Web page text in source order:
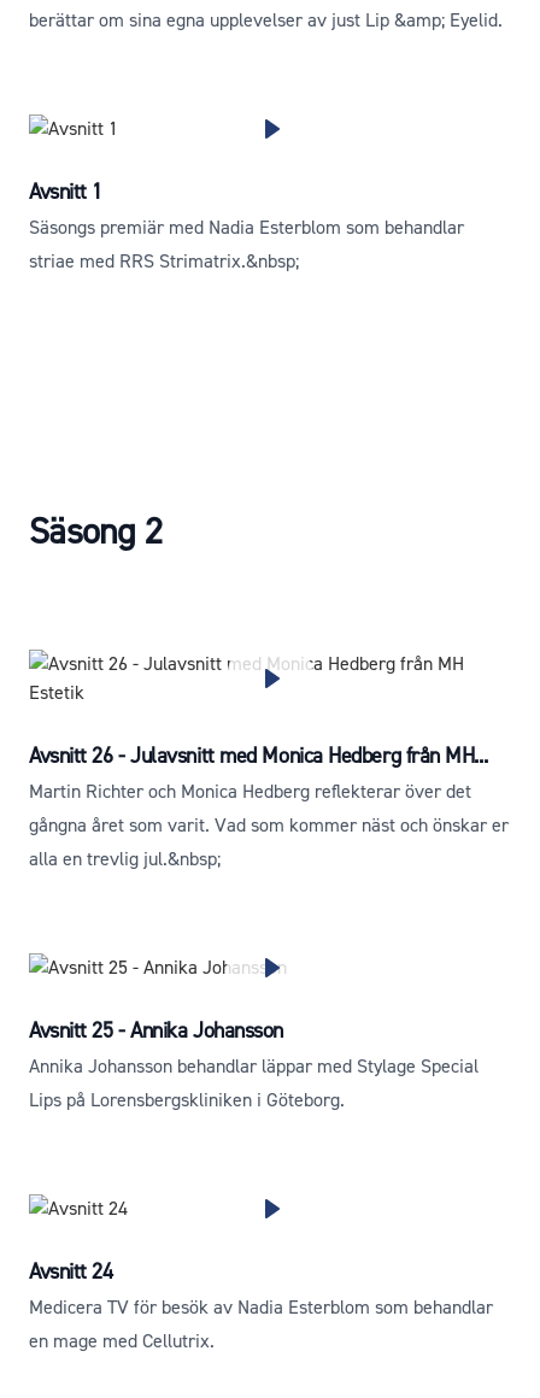
berättar om sina egna upplevelser av just Lip &amp; Eyelid.
Avsnitt 1
Säsongs premiär med Nadia Esterblom som behandlar
striae med RRS Strimatrix.&nbsp;
Säsong 2
Avsnitt 26 - Julavsnitt med Monica Hedberg från MH...
Martin Richter och Monica Hedberg reflekterar över det
gångna året som varit. Vad som kommer näst och önskar er
alla en trevlig jul.&nbsp;
Avsnitt 25 - Annika Johansson
Annika Johansson behandlar läppar med Stylage Special
Lips på Lorensbergskliniken i Göteborg.
Avsnitt 24
Medicera TV för besök av Nadia Esterblom som behandlar
en mage med Cellutrix.